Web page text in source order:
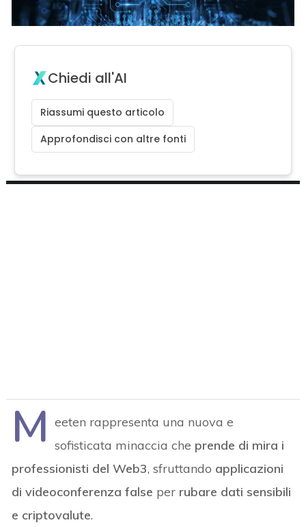
Chiedi all'AI
Riassumi questo articolo
Approfondisci con altre fonti
M eeten rappresenta una nuova e
sofisticata minaccia che prende di mira i
professionisti del Web3, sfruttando applicazioni
di videoconferenza false per rubare dati sensibili
e criptovalute.